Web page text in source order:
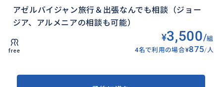
アゼルバイジャン旅行＆出張なんでも相談（ジョー
ジア、アルメニアの相談も可能）
free
¥3,500/組
4名で利用の場合¥875/ 人